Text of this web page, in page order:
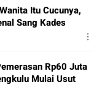
Itu Cucunya,
Sang Kades
Rp60 Juta
Mulai Usut